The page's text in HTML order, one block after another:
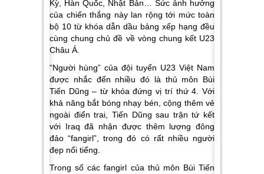
Kỳ, Hàn Quốc, Nhật Bản… Sức ảnh hưởng
của chiến thắng này lan rộng tới mức toàn
bộ 10 từ khóa dẫn dầu bảng xếp hạng đều
cùng chung chủ đề về vòng chung kết U23
Châu Á.
“Người hùng” của đội tuyển U23 Việt Nam
được nhắc đến nhiều đó là thủ môn Bùi
Tiến Dũng – từ khóa đứng vị trí thứ 4. Với
khả năng bắt bóng nhạy bén, cộng thêm vẻ
ngoài điển trai, Tiến Dũng sau trận tứ kết
với Iraq đã nhận được thêm lượng đông
đảo “fangirl”, trong đó có rất nhiều người
đẹp nổi tiếng.
Trong số các fangirl của thủ môn Bùi Tiến